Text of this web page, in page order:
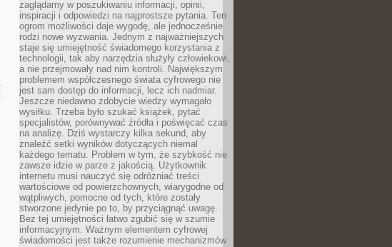
zaglądamy w poszukiwaniu informacji, opinii,
inspiracji i odpowiedzi na najprostsze pytania. Ten
ogrom możliwości daje wygodę, ale jednocześnie
rodzi nowe wyzwania. Jednym z najważniejszych
staje się umiejętność świadomego korzystania z
technologii, tak aby narzędzia służyły człowiekowi,
a nie przejmowały nad nim kontroli. Największym
problemem współczesnego świata cyfrowego nie
jest sam dostęp do informacji, lecz ich nadmiar.
Jeszcze niedawno zdobycie wiedzy wymagało
wysiłku. Trzeba było szukać książek, pytać
specjalistów, porównywać źródła i poświęcać czas
na analizę. Dziś wystarczy kilka sekund, aby
znaleźć setki wyników dotyczących niemal
każdego tematu. Problem w tym, że szybkość nie
zawsze idzie w parze z jakością. Użytkownik
internetu musi nauczyć się odróżniać treści
wartościowe od powierzchownych, wiarygodne od
wątpliwych, pomocne od tych, które zostały
stworzone jedynie po to, by przyciągnąć uwagę.
Bez tej umiejętności łatwo zgubić się w szumie
informacyjnym. Ważnym elementem cyfrowej
świadomości jest także rozumienie mechanizmów